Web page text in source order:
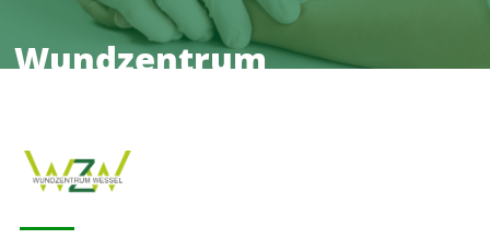
Wundzentrum